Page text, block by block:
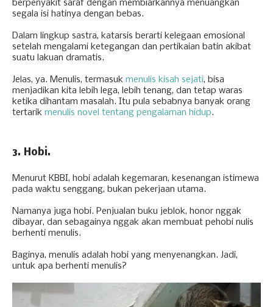
berpenyakit saraf dengan membiarkannya menuangkan
segala isi hatinya dengan bebas.
Dalam lingkup sastra, katarsis berarti kelegaan emosional
setelah mengalami ketegangan dan pertikaian batin akibat
suatu lakuan dramatis.
Jelas, ya. Menulis, termasuk menulis kisah sejati, bisa
menjadikan kita lebih lega, lebih tenang, dan tetap waras
ketika dihantam masalah. Itu pula sebabnya banyak orang
tertarik menulis novel tentang pengalaman hidup.
3. Hobi.
Menurut KBBI, hobi adalah kegemaran, kesenangan istimewa
pada waktu senggang, bukan pekerjaan utama.
Namanya juga hobi. Penjualan buku jeblok, honor nggak
dibayar, dan sebagainya nggak akan membuat pehobi nulis
berhenti menulis.
Baginya, menulis adalah hobi yang menyenangkan. Jadi,
untuk apa berhenti menulis?